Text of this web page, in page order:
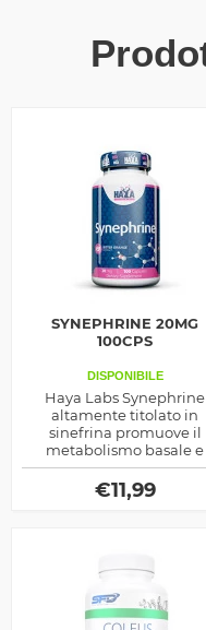
SYNEPHRINE 20MG
100CPS
DISPONIBILE
Haya Labs Synephrine
altamente titolato in
sinefrina promuove il
metabolismo basale e
riduce sensibilmente il
senso di fame
€11,99